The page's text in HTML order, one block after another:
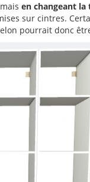
en changeant
sur cintres.
pourrait donc